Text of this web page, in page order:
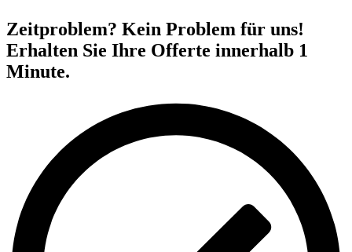
Zeitproblem? Kein Problem für uns!
Erhalten Sie Ihre Offerte innerhalb 1
Minute.